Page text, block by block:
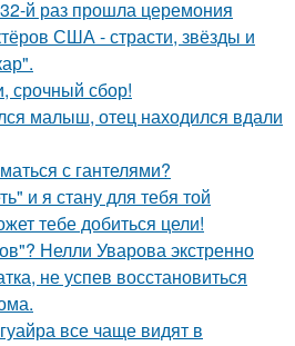
й раз прошла церемония
США - страсти, звёзды и
срочный сбор!
малыш, отец находился вдали
с гантелями?
и я стану для тебя той
тебе добиться цели!
Нелли Уварова экстренно
не успев восстановиться
все чаще видят в